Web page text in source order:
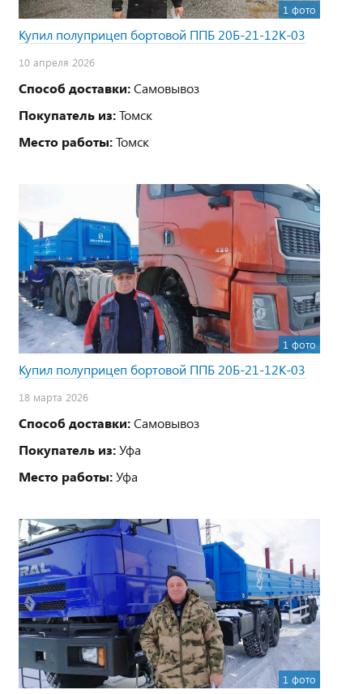
1 фото
Купил полуприцеп бортовой ППБ 20Б-21-12К-03
10 апреля 2026
Способ доставки:Самовывоз
Покупатель из:Томск
Место работы:Томск
1 фото
Купил полуприцеп бортовой ППБ 20Б-21-12К-03
18 марта 2026
Способ доставки:Самовывоз
Покупатель из:Уфа
Место работы:Уфа
1 фото